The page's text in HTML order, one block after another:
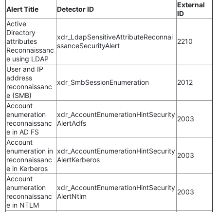
Alert Title Detector ID
External
ID
Active
Directory
attributes
Reconnaissanc
e using LDAP
xdr_LdapSensitiveAttributeReconnai
ssanceSecurityAlert
2210
User and IP
address
reconnaissanc
e (SMB)
xdr_SmbSessionEnumeration 2012
Account
enumeration
reconnaissanc
e in AD FS
xdr_AccountEnumerationHintSecurity
AlertAdfs
2003
Account
enumeration in
reconnaissanc
e in Kerberos
xdr_AccountEnumerationHintSecurity
AlertKerberos
2003
Account
enumeration
reconnaissanc
e in NTLM
xdr_AccountEnumerationHintSecurity
AlertNtlm
2003